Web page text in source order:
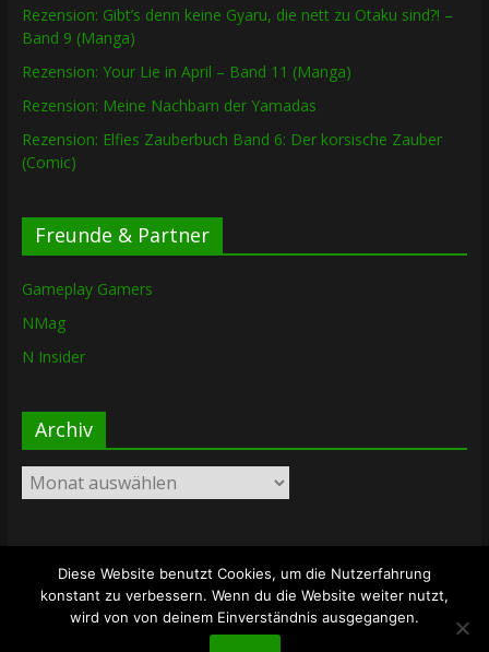
Rezension: Gibt’s denn keine Gyaru, die nett zu Otaku sind?! –
Band 9 (Manga)
Rezension: Your Lie in April – Band 11 (Manga)
Rezension: Meine Nachbarn der Yamadas
Rezension: Elfies Zauberbuch Band 6: Der korsische Zauber
(Comic)
Freunde & Partner
Gameplay Gamers
NMag
N Insider
Archiv
Archiv
Copyright © 2026The Lost Dungeon. Alle Rechte vorbehalten.
Theme: ColorMag vonThemeGrill. Bereitgestellt von
WordPress
Diese Website benutzt Cookies, um die Nutzerfahrung
konstant zu verbessern. Wenn du die Website weiter nutzt,
wird von von deinem Einverständnis ausgegangen.